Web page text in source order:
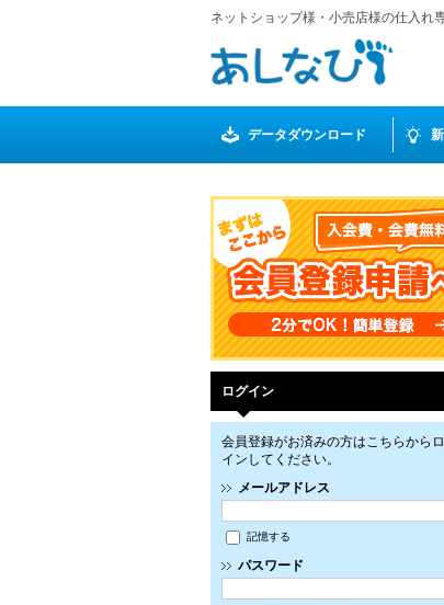
ネットショップ様・小売店様の仕入れ
データダウンロード
ログイン
会員登録がお済みの方はこちらから
インしてください。
メールアドレス
記憶する
パスワード